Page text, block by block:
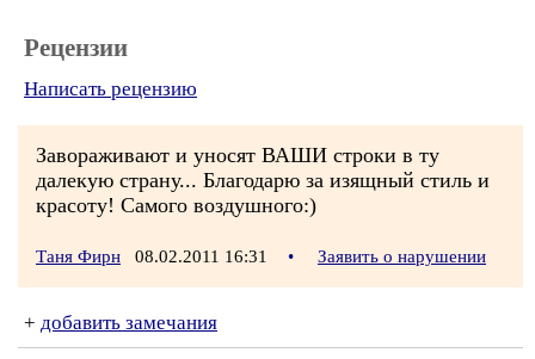
Рецензии
Написать рецензию
Завораживают и уносят ВАШИ строки в ту
далекую страну... Благодарю за изящный стиль и
красоту! Самого воздушного:)
Таня Фирн 08.02.2011 16:31 • Заявить о нарушении
+ добавить замечания